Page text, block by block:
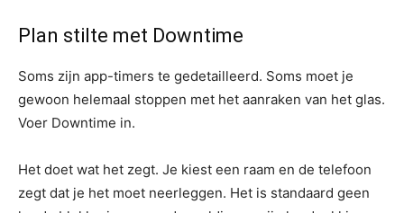
Plan stilte met Downtime
Soms zijn app-timers te gedetailleerd. Soms moet je
gewoon helemaal stoppen met het aanraken van het glas.
Voer Downtime in.
Het doet wat het zegt. Je kiest een raam en de telefoon
zegt dat je het moet neerleggen. Het is standaard geen